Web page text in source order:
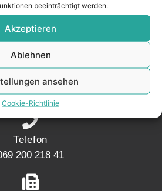
beeinträchtigt werden.
Akzeptieren
Ablehnen
ansehen
Cookie-Richtlinie
Adresse
Immobilien Speicherstraße 5
Frankfurt
Telefon
200 218 41